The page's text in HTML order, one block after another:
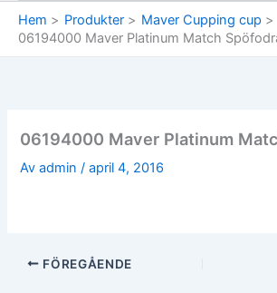
Hem Produkter
Maver Cupping cup
06194000 Maver Platinum Match
06194000 Maver Platinum
Avadmin/april 4, 2016
FÖREGÅENDE